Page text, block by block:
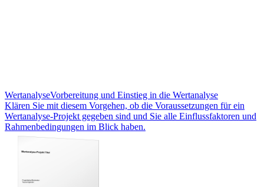
WertanalyseVorbereitung und Einstieg in die Wertanalyse
Klären Sie mit diesem Vorgehen, ob die Voraussetzungen für ein
Wertanalyse-Projekt gegeben sind und Sie alle Einflussfaktoren und
Rahmenbedingungen im Blick haben.